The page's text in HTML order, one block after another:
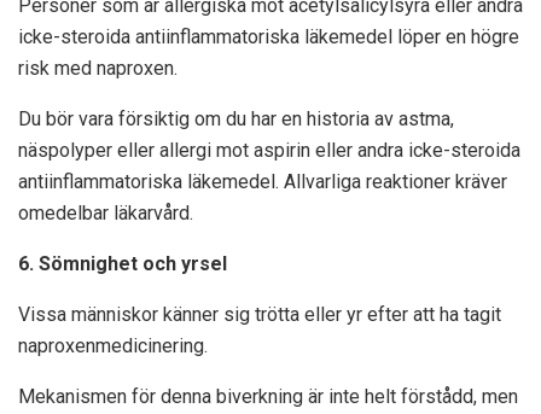
Personer som är allergiska mot acetylsalicylsyra eller andra
icke-steroida antiinflammatoriska läkemedel löper en högre
risk med naproxen.
Du bör vara försiktig om du har en historia av astma,
näspolyper eller allergi mot aspirin eller andra icke-steroida
antiinflammatoriska läkemedel. Allvarliga reaktioner kräver
omedelbar läkarvård.
6. Sömnighet och yrsel
Vissa människor känner sig trötta eller yr efter att ha tagit
naproxenmedicinering.
Mekanismen för denna biverkning är inte helt förstådd, men